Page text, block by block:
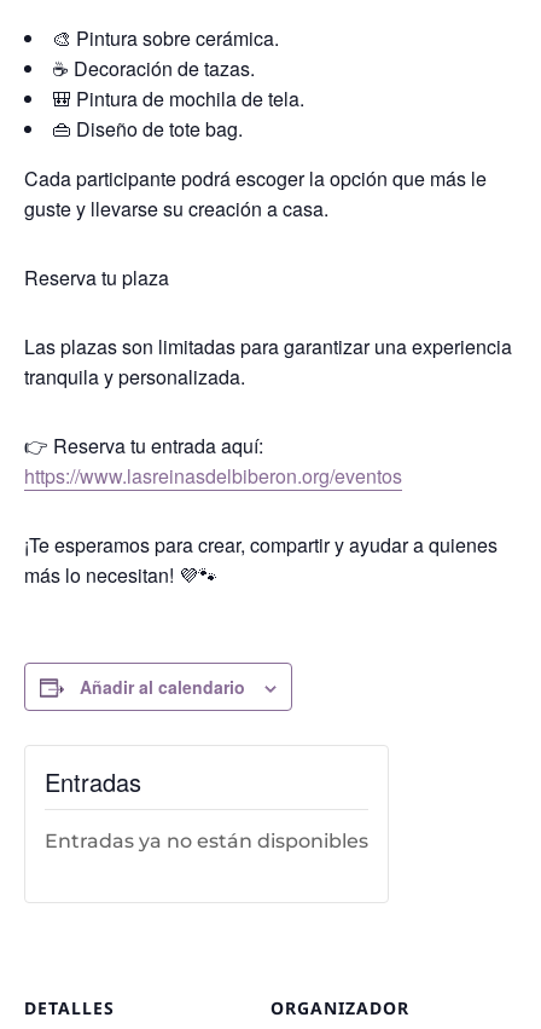
🎨 Pintura sobre cerámica.
☕ Decoración de tazas.
🎒 Pintura de mochila de tela.
👜 Diseño de tote bag.
Cada participante podrá escoger la opción que más le
guste y llevarse su creación a casa.
Reserva tu plaza
Las plazas son limitadas para garantizar una experiencia
tranquila y personalizada.
👉 Reserva tu entrada aquí:
https://www.lasreinasdelbiberon.org/eventos
¡Te esperamos para crear, compartir y ayudar a quienes
más lo necesitan! 💜🐾
Añadir al calendario
DETALLES ORGANIZADOR
Entradas
Entradas ya no están disponibles